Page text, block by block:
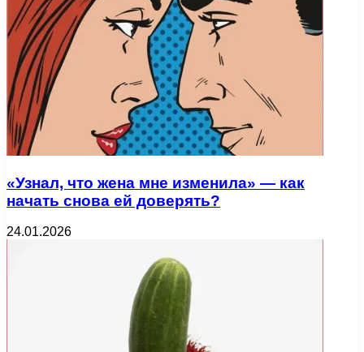
«Узнал, что жена мне изменила» — как
начать снова ей доверять?
24.01.2026